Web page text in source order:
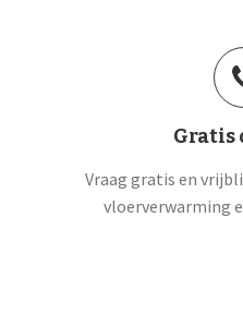
Gratis
Vraag gratis en
vloerverwarming